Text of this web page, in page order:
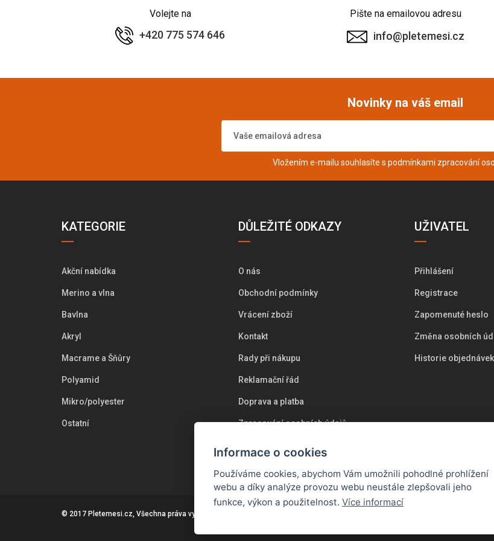
Volejte na
+420 775 574 646
Pište na emailovou adresu
info@pletemesi.cz
Novinky na váš email
Vložením e-mailu souhlasíte s podmínkami zpracování
KATEGORIE
Akční nabídka
Merino a vlna
Bavlna
Akryl
Macrame a Šňůry
Polyamid
Mikro/polyester
Ostatní
DŮLEŽITÉ ODKAZY
O nás
Obchodní podmínky
Vrácení zboží
Kontakt
Rady při nákupu
Reklamační řád
Doprava a platba
Zpracování osobních údajů
UŽIVATEL
Přihlášení
Registrace
Zapomenuté heslo
Změna osobních
Historie objednávek
© 2017 Pletemesi.cz, Všechna práva vyhrazena.
Informace o cookies
Používáme cookies, abychom Vám umožnili pohodlné prohlížení
webu a díky analýze provozu webu neustále zlepšovali jeho
funkce, výkon a použitelnost. Více informací